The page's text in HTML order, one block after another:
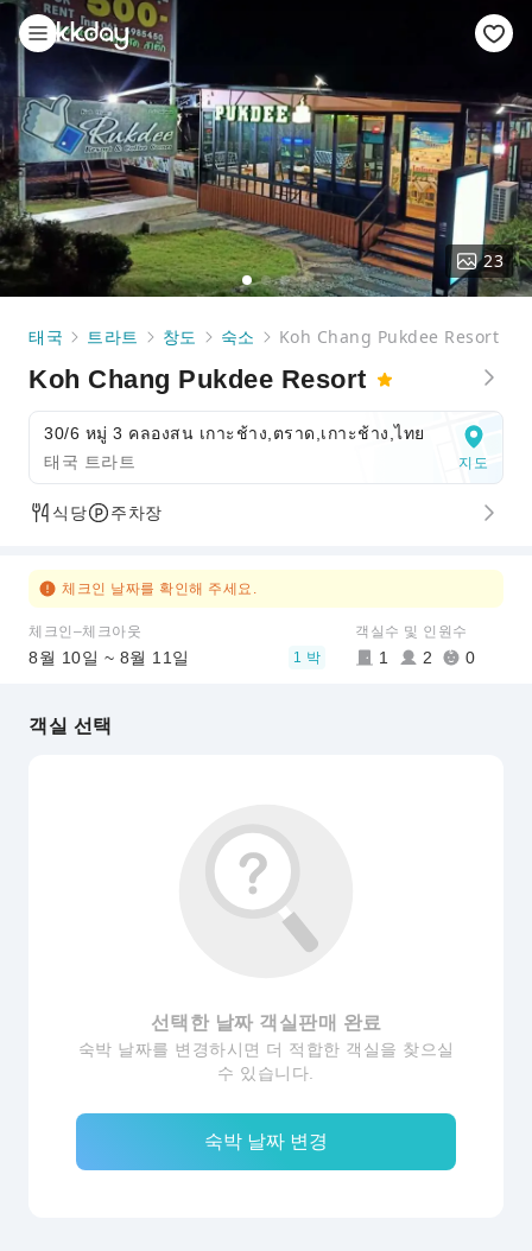
23
태국 트라트 창도 숙소 Koh Chang Pukdee Resort
Koh Chang Pukdee Resort
30/6 หมู่ 3 คลองสน เกาะช้าง,ตราด,เกาะช้าง,ไทย
태국 트라트
지도
식당 주차장
체크인 날짜를 확인해 주세요.
체크인–체크아웃
8월 10일 ~ 8월 11일 1 박
객실수 및 인원수
1 2 0
객실 선택
선택한 날짜 객실판매 완료
숙박 날짜를 변경하시면 더 적합한 객실을 찾으실
수 있습니다.
숙박 날짜 변경